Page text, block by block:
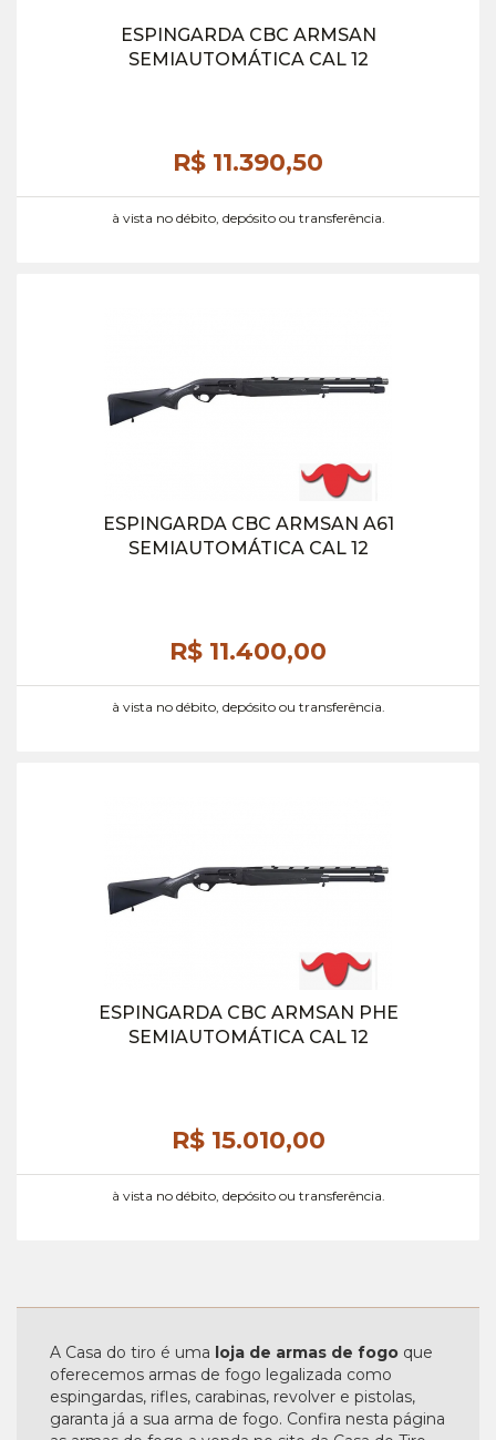
ESPINGARDA CBC ARMSAN
SEMIAUTOMÁTICA CAL 12
R$ 11.390,50
à vista no débito, depósito ou transferência.
ESPINGARDA CBC ARMSAN A61
SEMIAUTOMÁTICA CAL 12
R$ 11.400,00
à vista no débito, depósito ou transferência.
ESPINGARDA CBC ARMSAN PHE
SEMIAUTOMÁTICA CAL 12
R$ 15.010,00
à vista no débito, depósito ou transferência.
A Casa do tiro é uma loja de armas de fogo que
oferecemos armas de fogo legalizada como
espingardas, rifles, carabinas, revolver e pistolas,
garanta já a sua arma de fogo. Confira nesta página